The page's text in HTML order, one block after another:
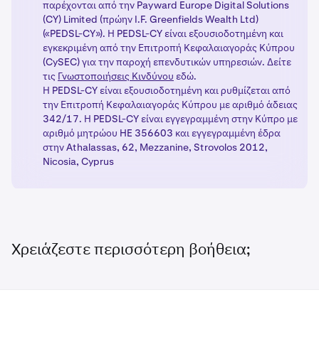
παρέχονται από την Payward Europe Digital Solutions
(CY) Limited (πρώην I.F. Greenfields Wealth Ltd)
(«PEDSL-CY»). Η PEDSL-CY είναι εξουσιοδοτημένη και
εγκεκριμένη από την Επιτροπή Κεφαλαιαγοράς Κύπρου
(CySEC) για την παροχή επενδυτικών υπηρεσιών. Δείτε
τις Γνωστοποιήσεις Κινδύνου εδώ.
Η PEDSL-CY είναι εξουσιοδοτημένη και ρυθμίζεται από
την Επιτροπή Κεφαλαιαγοράς Κύπρου με αριθμό άδειας
342/17. Η PEDSL-CY είναι εγγεγραμμένη στην Κύπρο με
αριθμό μητρώου HE 356603 και εγγεγραμμένη έδρα
στην Athalassas, 62, Mezzanine, Strovolos 2012,
Nicosia, Cyprus
Χρειάζεστε περισσότερη βοήθεια;